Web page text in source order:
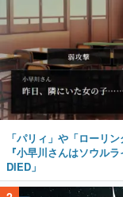
「パリィ」や「ローリ
『小早川さんはソウル
DIED」